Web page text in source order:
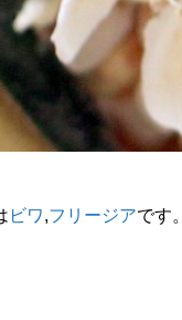
ビワ,フリージアです。